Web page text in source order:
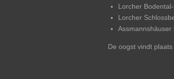
Lorcher
Lorcher
Assmannshäuser
De oogst vindt